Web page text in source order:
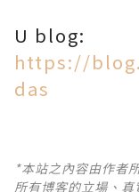
U blog:
https://
das
*本站之內容由作者
所有博客的立場、